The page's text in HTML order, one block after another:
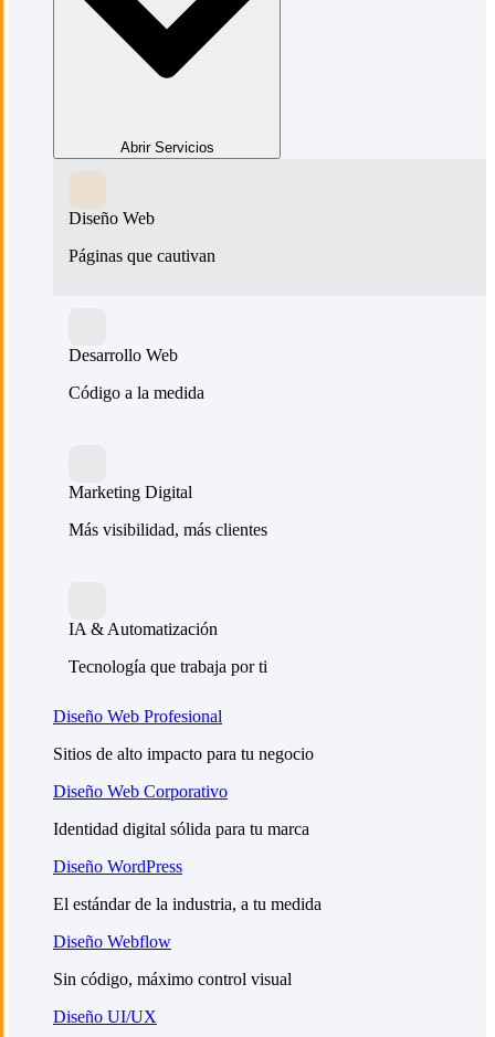
Abrir Servicios
Diseño Web
Páginas que cautivan
Desarrollo Web
Código a la medida
Marketing Digital
Más visibilidad, más clientes
IA & Automatización
Tecnología que trabaja por ti
Diseño Web Profesional
Sitios de alto impacto para tu negocio
Diseño Web Corporativo
Identidad digital sólida para tu marca
Diseño WordPress
El estándar de la industria, a tu medida
Diseño Webflow
Sin código, máximo control visual
Diseño UI/UX